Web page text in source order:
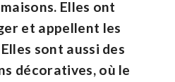
Elles ont
et appellent les
sont aussi des
décoratives, où le